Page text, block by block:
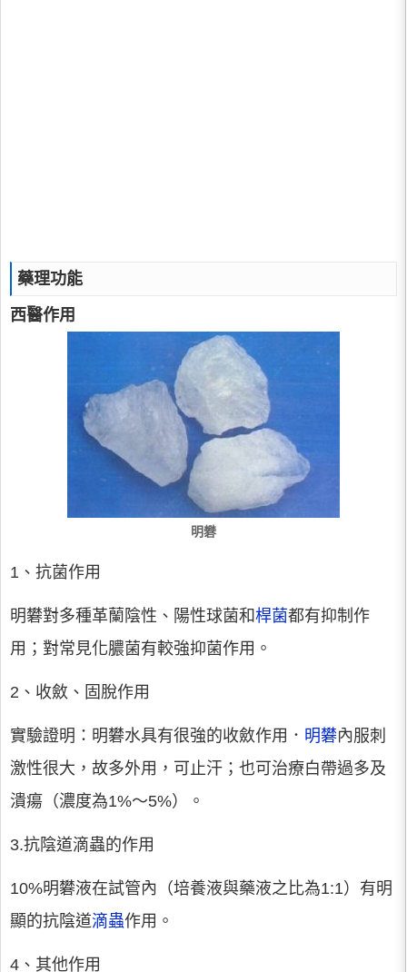
藥理功能
西醫作用
明礬
1、抗菌作用
明礬對多種革蘭陰性、陽性球菌和桿菌都有抑制作
用；對常見化膿菌有較強抑菌作用。
2、收斂、固脫作用
實驗證明：明礬水具有很強的收斂作用． 明礬內服刺
激性很大，故多外用，可止汗；也可治療白帶過多及
潰瘍（濃度為1%～5%）。
3.抗陰道滴蟲的作用
10%明礬液在試管內（培養液與藥液之比為1:1）有明
顯的抗陰道滴蟲作用。
4、其他作用